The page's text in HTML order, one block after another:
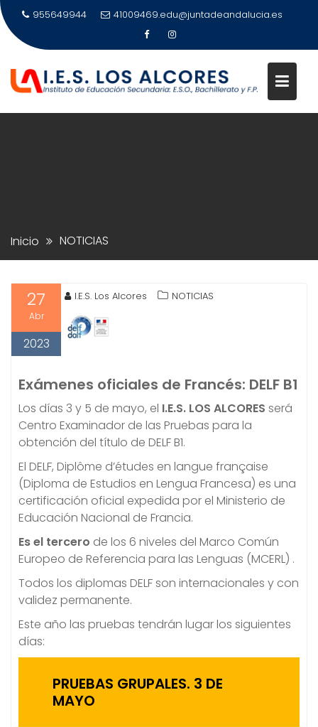
Saltar
al
contenido
955649944 41009469.edu@juntadeandalucia.es
Inicio NOTICIAS
27
Abr
2023
I.E.S. Los Alcores NOTICIAS
Exámenes oficiales de Francés: DELF B1
Los días 3 y 5 de mayo, el I.E.S. LOS ALCORES será
Centro Examinador de las Pruebas para la
obtención del título de DELF B1.
El DELF, Diplôme d’études en langue française
(Diploma de Estudios en Lengua Francesa) es una
certificación oficial expedida por el Ministerio de
Educación Nacional de Francia.
Es el tercero de los 6 niveles del Marco Común
Europeo de Referencia para las Lenguas (MCERL) .
Todos los diplomas DELF son internacionales y con
validez permanente.
Este año las pruebas tendrán lugar los siguientes
días:
PRUEBAS GRUPALES. 3 DE
MAYO